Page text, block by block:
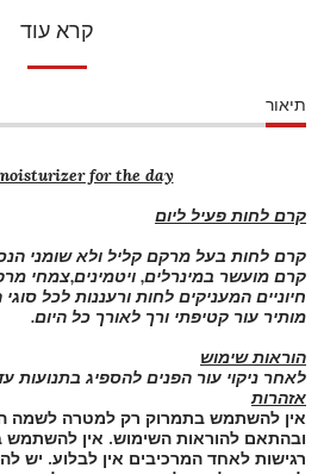
קרא עוד
תיאור
for the day
קרם לחות פעיל ליום
קרם לחות בעל מרקם קליל ולא שומני
קרם מועשר במינרלים, ויטמינים,צמחי
חיוניים המעניקים לחות ורעננות לכל סוגי
מותיר עור קטיפתי ורך לאורך כל היום.
הוראות שימוש
לאחר ניקוי עור הפנים להספיג בתנועות
אזהרות
אין להשתמש בתמרוק רק למטרה לשמה
ובהתאם להוראות השימוש. אין להשתמש
רגישות לאחד המרכיבים אין לבלוע. יש